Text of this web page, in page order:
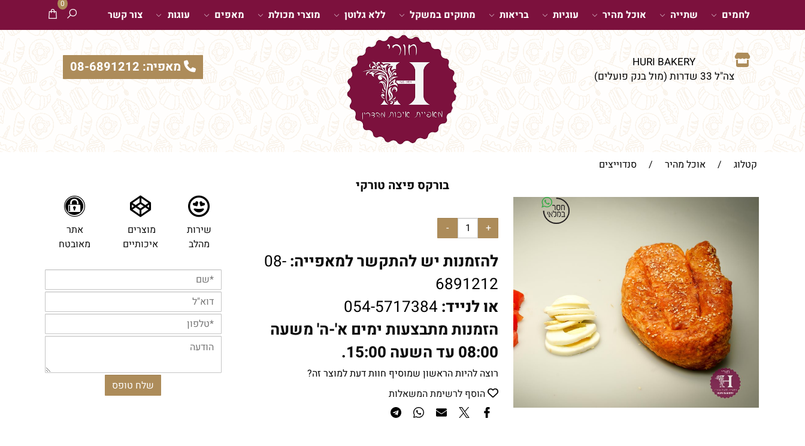
HURI BAKERY
צה"ל 33 שדרות (מול בנק פועלים)
מאפיה: 08-6891212
0
לחמים שתייה אוכל מהיר עוגיות בריאות מתוקים במשקל ללא גלוטן מוצרי מכולת מאפים עוגות צור קשר
קטלוג / אוכל מהיר / סנדוייצים
בורקס פיצה טורקי
להזמנות יש להתקשר למאפייה:08-
6891212
או לנייד: 054-5717384
הזמנות מתבצעות ימים א'-ה' משעה
08:00 עד השעה 15:00.
רוצה להיות הראשון שמוסיף חוות דעת למוצר זה?
הוסף לרשימת המשאלות
שירות
מהלב
מוצרים
איכותיים
אתר
מאובטח